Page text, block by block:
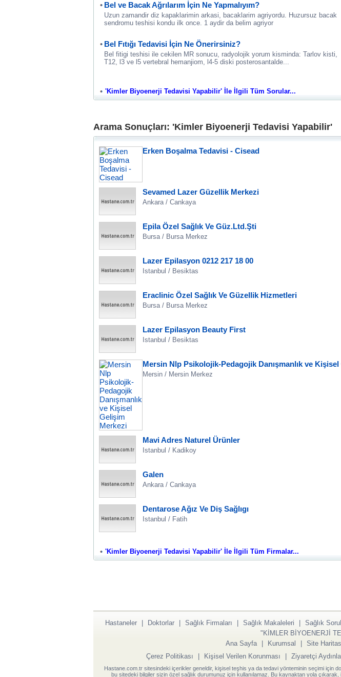
Bel ve Bacak Ağrılarım İçin Ne Yapmalıyım?
Uzun zamandir diz kapaklarimin arkasi, bacaklarim agriyordu. Huzursuz bacak
sendromu teshisi kondu ilk once. 1 aydir da belim agriyor
Bel Fıtığı Tedavisi İçin Ne Önerirsiniz?
Bel fitigi teshisi ile cekilen MR sonucu, radyolojik yorum kisminda: Tarlov kisti,
T12, l3 ve l5 vertebral hemanjiom, l4-5 diski posterosantalde...
'Kimler Biyoenerji Tedavisi Yapabilir' İle İlgili Tüm Sorular...
Arama Sonuçları: 'Kimler Biyoenerji Tedavisi Yapabilir'
Erken Boşalma Tedavisi - Cisead
Sevamed Lazer Güzellik Merkezi
Ankara / Cankaya
Epila Özel Sağlık Ve Güz.Ltd.Şti
Bursa / Bursa Merkez
Lazer Epilasyon 0212 217 18 00
Istanbul / Besiktas
Eraclinic Özel Sağlık Ve Güzellik Hizmetleri
Bursa / Bursa Merkez
Lazer Epilasyon Beauty First
Istanbul / Besiktas
Mersin Nlp Psikolojik-Pedagojik Danışmanlık ve
Mersin / Mersin Merkez
Mavi Adres Naturel Ürünler
Istanbul / Kadikoy
Galen
Ankara / Cankaya
Dentarose Ağız Ve Diş Sağlıgı
Istanbul / Fatih
'Kimler Biyoenerji Tedavisi Yapabilir' İle İlgili Tüm Firmalar...
Hastaneler Doktorlar Sağlık Firmaları Sağlık Makaleleri Sağlık
"KİMLER BİYOENERJİ
Ana Sayfa
Kurumsal Site
Çerez Politikası
Kişisel Verilen Korunması Ziyaretçi
Hastane.com.tr sitesindeki içerikler geneldir, kişisel teşhis ya da tedavi yönteminin seçimi için
bu sitedeki bilgiler sizin özel sağlık durumunuz için kullanılamaz. Bu kaynaktan yola